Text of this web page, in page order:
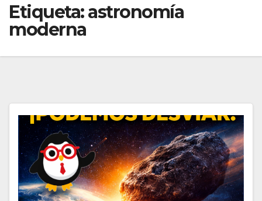
Etiqueta:astronomía
moderna